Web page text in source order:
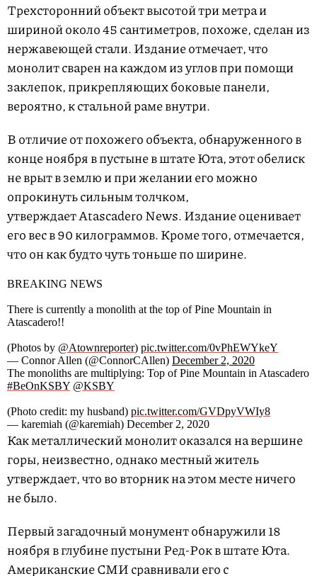
Трехсторонний объект высотой три метра и
шириной около 45 сантиметров, похоже, сделан из
нержавеющей стали. Издание отмечает, что
монолит сварен на каждом из углов при помощи
заклепок, прикрепляющих боковые панели,
вероятно, к стальной раме внутри.
В отличие от похожего объекта, обнаруженного в
конце ноября в пустыне в штате Юта, этот обелиск
не врыт в землю и при желании его можно
опрокинуть сильным толчком,
утверждает Atascadero News. Издание оценивает
его вес в 90 килограммов. Кроме того, отмечается,
что он как будто чуть тоньше по ширине.
BREAKING NEWS
There is currently a monolith at the top of Pine Mountain in
Atascadero!!
(Photos by @Atownreporter) pic.twitter.com/0vPhEWYkeY
— Connor Allen (@ConnorCAllen) December 2, 2020
The monoliths are multiplying: Top of Pine Mountain in Atascadero
#BeOnKSBY @KSBY
(Photo credit: my husband) pic.twitter.com/GVDpyVWIy8
— karemiah (@karemiah) December 2, 2020
Как металлический монолит оказался на вершине
горы, неизвестно, однако местный житель
утверждает, что во вторник на этом месте ничего
не было.
Первый загадочный монумент обнаружили 18
ноября в глубине пустыни Ред-Рок в штате Юта.
Американские СМИ сравнивали его с